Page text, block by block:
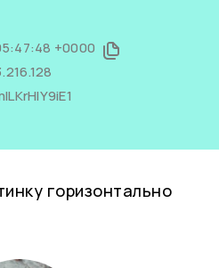
+0000
горизонтально